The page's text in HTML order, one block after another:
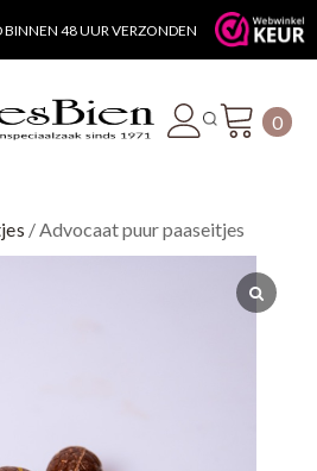
LUXE CADEAU
0
/ Advocaat puur paaseitjes